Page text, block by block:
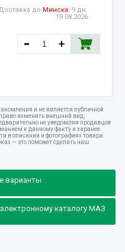
до Минска: 9 дн.
19.08.2026
и не является публичной
изменять внешний вид,
не уведомляя продавцов
к данному факту и заранее
в описании и фотографиях товара.
— это поможет сделать наш
варианты
каталогу МАЗ